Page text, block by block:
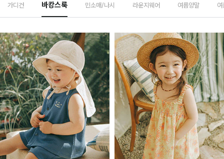
가디건 바캉스룩 민소매/나시 라운지웨어 여름양말